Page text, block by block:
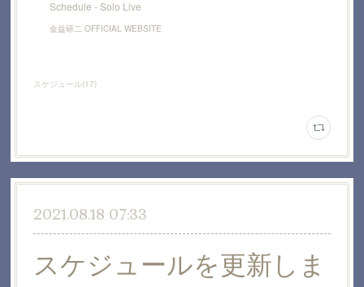
Schedule - Solo Live
金益研二 OFFICIAL WEBSITE
スケジュール(17)
2021.08.18 07:33
スケジュールを更新しま